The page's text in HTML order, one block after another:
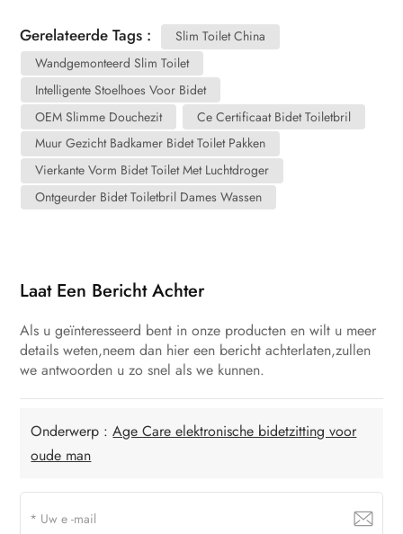
Gerelateerde Tags :
Slim Toilet China
Wandgemonteerd Slim Toilet
Intelligente Stoelhoes Voor Bidet
OEM Slimme Douchezit
Ce Certificaat Bidet Toiletbril
Muur Gezicht Badkamer Bidet Toilet Pakken
Vierkante Vorm Bidet Toilet Met Luchtdroger
Ontgeurder Bidet Toiletbril Dames Wassen
Laat Een Bericht Achter
Als u geïnteresseerd bent in onze producten en wilt u meer
details weten,neem dan hier een bericht achterlaten,zullen
we antwoorden u zo snel als we kunnen.
Onderwerp :Age Care elektronische bidetzitting voor
oude man